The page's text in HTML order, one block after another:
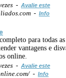
- Avalie este
- Info
para todas
vantagens e
online.
- Avalie este
- Info